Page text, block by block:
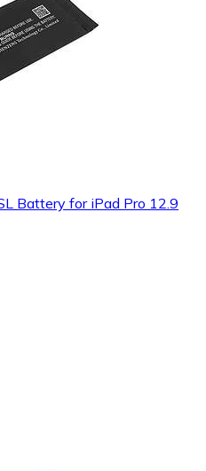
Battery for iPad Pro 12.9